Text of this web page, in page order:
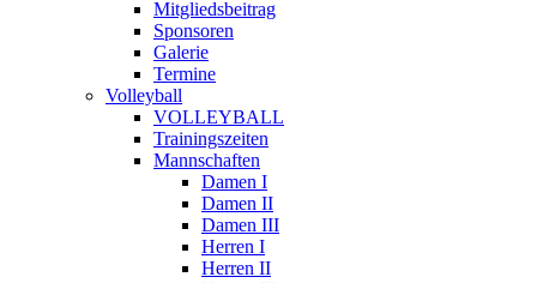
Mitgliedsbeitrag
Sponsoren
Galerie
Termine
Volleyball
VOLLEYBALL
Trainingszeiten
Mannschaften
Damen I
Damen II
Damen III
Herren I
Herren II